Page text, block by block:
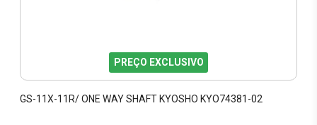
PREÇO EXCLUSIVO
GS-11X-11R/ ONE WAY SHAFT KYOSHO KYO74381-02